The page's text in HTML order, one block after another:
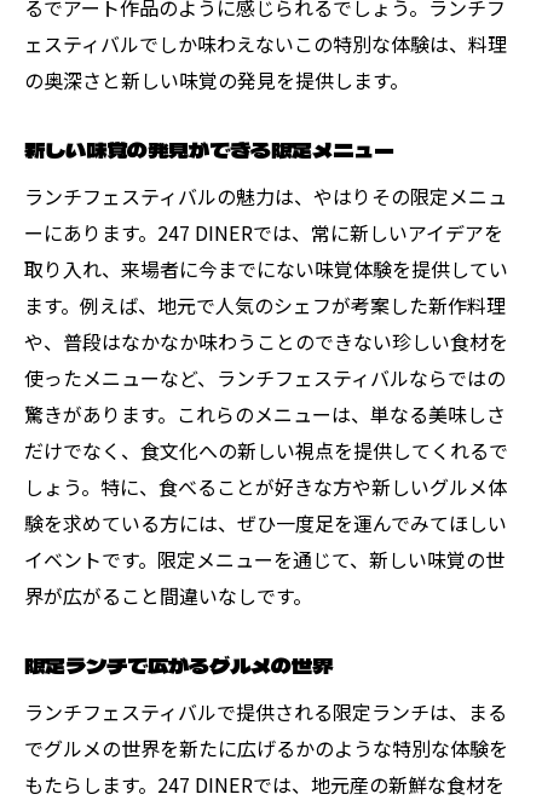
るでアート作品のように感じられるでしょう。ランチフ
ェスティバルでしか味わえないこの特別な体験は、料理
の奥深さと新しい味覚の発見を提供します。
新しい味覚の発見ができる限定メニュー
ランチフェスティバルの魅力は、やはりその限定メニュ
ーにあります。247 DINERでは、常に新しいアイデアを
取り入れ、来場者に今までにない味覚体験を提供してい
ます。例えば、地元で人気のシェフが考案した新作料理
や、普段はなかなか味わうことのできない珍しい食材を
使ったメニューなど、ランチフェスティバルならではの
驚きがあります。これらのメニューは、単なる美味しさ
だけでなく、食文化への新しい視点を提供してくれるで
しょう。特に、食べることが好きな方や新しいグルメ体
験を求めている方には、ぜひ一度足を運んでみてほしい
イベントです。限定メニューを通じて、新しい味覚の世
界が広がること間違いなしです。
限定ランチで広がるグルメの世界
ランチフェスティバルで提供される限定ランチは、まる
でグルメの世界を新たに広げるかのような特別な体験を
もたらします。247 DINERでは、地元産の新鮮な食材を